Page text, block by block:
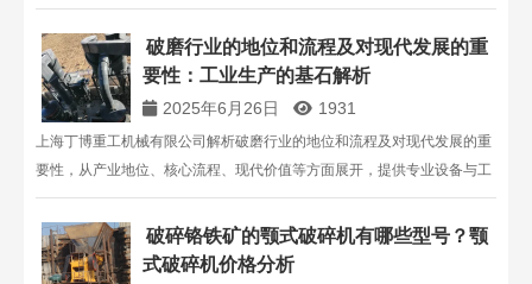
应用场景。上海丁博重工提供高质量移动破碎设备，满
足多样化生产需求。
破磨行业的地位和流程及对现代发展的重
要性：工业生产的基石解析
2025年6月26日 1931
上海丁博重工机械有限公司解析破磨行业的地位和流程及对现代发展的重
要性，从产业地位、核心流程、现代价值等方面展开，提供专业设备与工
艺解决方案，助力工业高效发展。
破碎铬铁矿的颚式破碎机有哪些型号？颚
式破碎机价格分析